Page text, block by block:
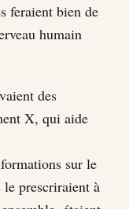
feraient bien de
humain
des
X, qui aide
sur le
le prescriraient à